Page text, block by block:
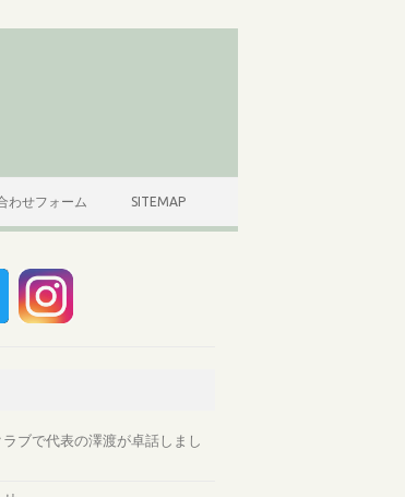
わせフォーム SITEMAP
ブで代表の澤渡が卓話しまし